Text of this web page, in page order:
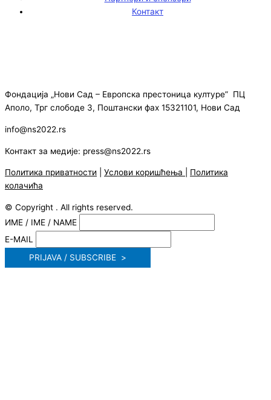
Контакт
Фондација „Нови Сад – Европска престоница културе” ПЦ
Аполо, Трг слободе 3, Поштански фах 15321101, Нови Сад
info@ns2022.rs
Контакт за медије: press@ns2022.rs
Политика приватности Услови коришћења
Политика
колачића
© Copyright . All rights reserved.
ИМЕ / IME / NAME
E-MAIL